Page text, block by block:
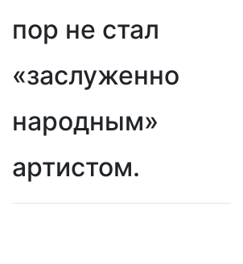
пор не стал
«заслуженно
народным»
артистом.